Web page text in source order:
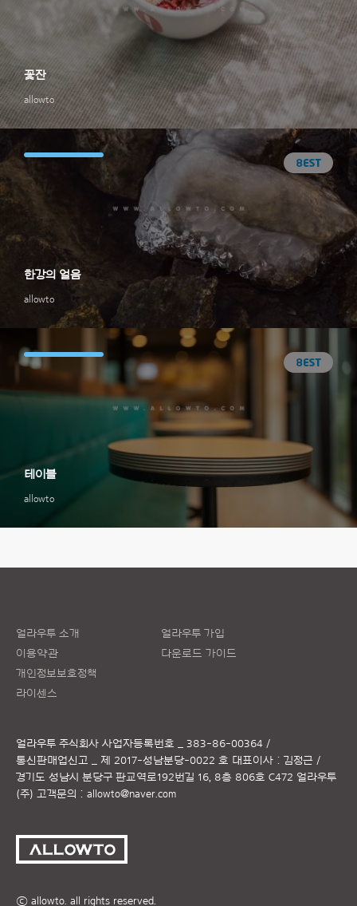
allowto
꽃잔
allowto
한강의 얼음
allowto
테이블
얼라우투 소개
이용약관
개인정보보호정책
라이센스
얼라우투 가입
다운로드 가이드
얼라우투 주식회사 사업자등록번호 _ 383-86-00364 /
통신판매업신고 _ 제 2017-성남분당-0022 호 대표이사 : 김정근 /
경기도 성남시 분당구 판교역로192번길 16, 8층 806호 C472 얼라우투
(주) 고객문의 : allowto@naver.com
ⓒ allowto. all rights reserved.